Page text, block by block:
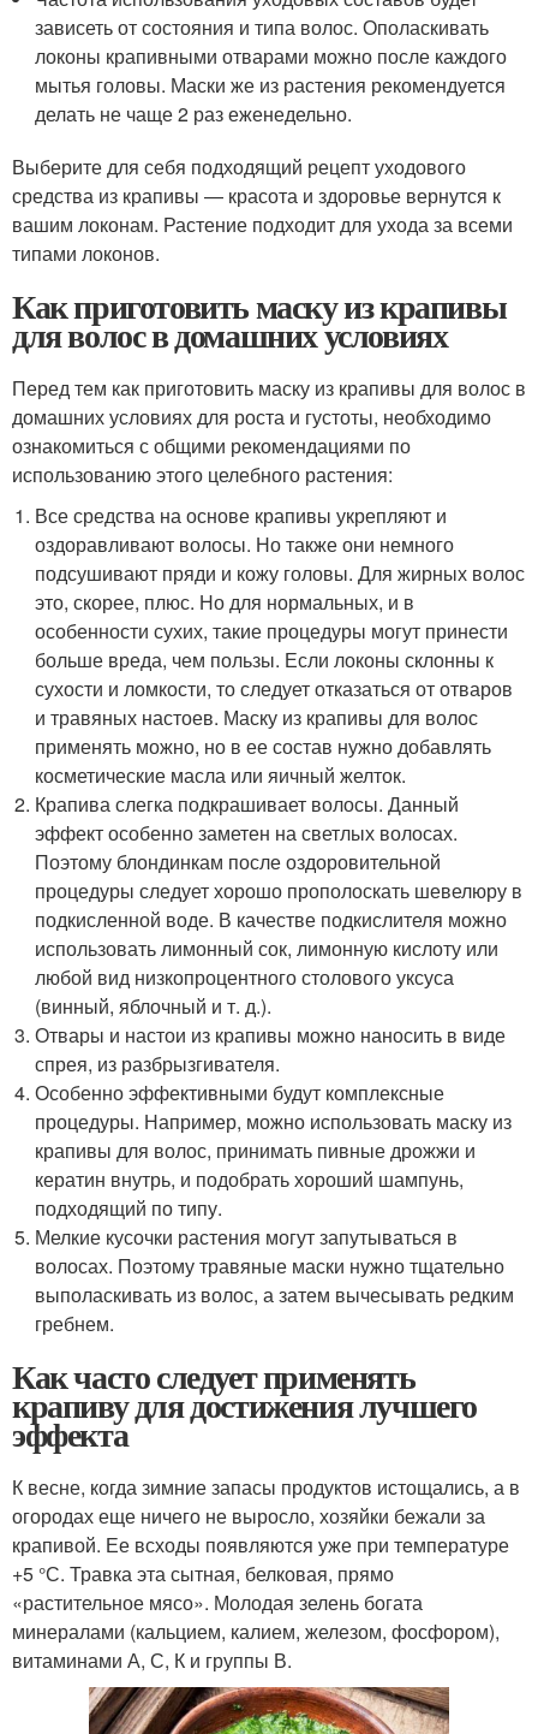
зависеть от состояния и типа волос. Ополаскивать
локоны крапивными отварами можно после каждого
мытья головы. Маски же из растения рекомендуется
делать не чаще 2 раз еженедельно.
Выберите для себя подходящий рецепт уходового
средства из крапивы — красота и здоровье вернутся к
вашим локонам. Растение подходит для ухода за всеми
типами локонов.
Как приготовить маску из крапивы
для волос в домашних условиях
Перед тем как приготовить маску из крапивы для волос в
домашних условиях для роста и густоты, необходимо
ознакомиться с общими рекомендациями по
использованию этого целебного растения:
Все средства на основе крапивы укрепляют и
оздоравливают волосы. Но также они немного
подсушивают пряди и кожу головы. Для жирных волос
это, скорее, плюс. Но для нормальных, и в
особенности сухих, такие процедуры могут принести
больше вреда, чем пользы. Если локоны склонны к
сухости и ломкости, то следует отказаться от отваров
и травяных настоев. Маску из крапивы для волос
применять можно, но в ее состав нужно добавлять
косметические масла или яичный желток.
Крапива слегка подкрашивает волосы. Данный
эффект особенно заметен на светлых волосах.
Поэтому блондинкам после оздоровительной
процедуры следует хорошо прополоскать шевелюру в
подкисленной воде. В качестве подкислителя можно
использовать лимонный сок, лимонную кислоту или
любой вид низкопроцентного столового уксуса
(винный, яблочный и т. д.).
Отвары и настои из крапивы можно наносить в виде
спрея, из разбрызгивателя.
Особенно эффективными будут комплексные
процедуры. Например, можно использовать маску из
крапивы для волос, принимать пивные дрожжи и
кератин внутрь, и подобрать хороший шампунь,
подходящий по типу.
Мелкие кусочки растения могут запутываться в
волосах. Поэтому травяные маски нужно тщательно
выполаскивать из волос, а затем вычесывать редким
гребнем.
Как часто следует применять
крапиву для достижения лучшего
эффекта
К весне, когда зимние запасы продуктов истощались, а в
огородах еще ничего не выросло, хозяйки бежали за
крапивой. Ее всходы появляются уже при температуре
+5 °С. Травка эта сытная, белковая, прямо
«растительное мясо». Молодая зелень богата
минералами (кальцием, калием, железом, фосфором),
витаминами А, С, К и группы В.